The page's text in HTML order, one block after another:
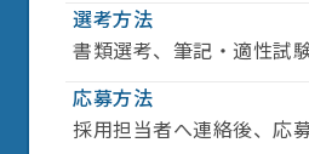
選考方法
書類選考、筆記・適性試
応募方法
採用担当者へ連絡後、応